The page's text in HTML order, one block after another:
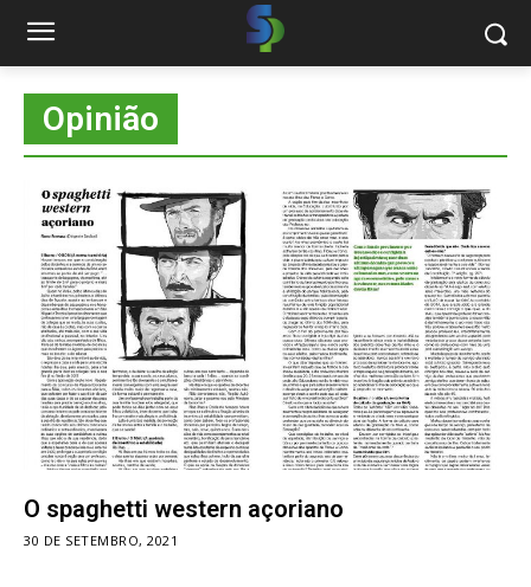
Opinião
O spaghetti western açoriano
30 DE SETEMBRO, 2021